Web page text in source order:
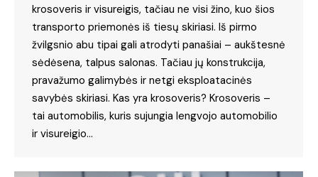
krosoveris ir visureigis, tačiau ne visi žino, kuo šios
transporto priemonės iš tiesų skiriasi. Iš pirmo
žvilgsnio abu tipai gali atrodyti panašiai – aukštesnė
sėdėsena, talpus salonas. Tačiau jų konstrukcija,
pravažumo galimybės ir netgi eksploatacinės
savybės skiriasi. Kas yra krosoveris? Krosoveris –
tai automobilis, kuris sujungia lengvojo automobilio
ir visureigio…